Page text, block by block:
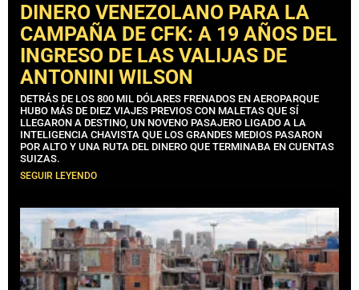
DINERO VENEZOLANO PARA LA
CAMPAÑA DE CFK: A 19 AÑOS DEL
INGRESO DE LAS VALIJAS DE
ANTONINI WILSON
DETRÁS DE LOS 800 MIL DÓLARES FRENADOS EN AEROPARQUE
HUBO MÁS DE DIEZ VIAJES PREVIOS CON MALETAS QUE SÍ
LLEGARON A DESTINO, UN NOVENO PASAJERO LIGADO A LA
INTELIGENCIA CHAVISTA QUE LOS GRANDES MEDIOS PASARON
POR ALTO Y UNA RUTA DEL DINERO QUE TERMINABA EN CUENTAS
SUIZAS.
SEGUIR LEYENDO